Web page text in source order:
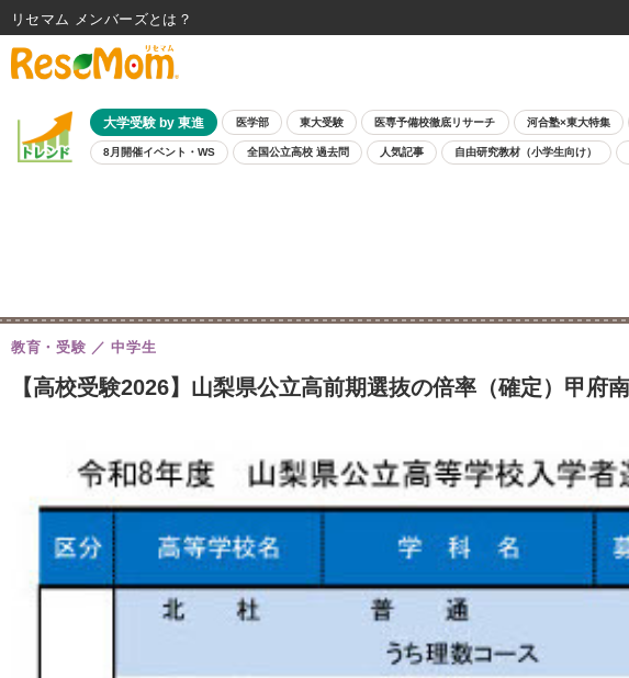
大学受験 by 東進 医学部 東大受験 医専予備校徹底リサーチ 河合塾×東大特集
8月開催イベント・WS 全国公立高校 過去問 人気記事 自由研究教材（小学生向け）
【高校受験2026】山梨県公立高前期選抜の倍率（確定）甲府
教育・受験 中学生
リセマム メンバーズ